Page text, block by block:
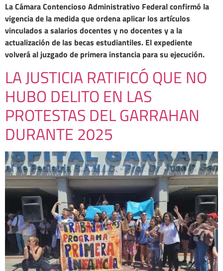
La Cámara Contencioso Administrativo Federal confirmó la
vigencia de la medida que ordena aplicar los artículos
vinculados a salarios docentes y no docentes y a la
actualización de las becas estudiantiles. El expediente
volverá al juzgado de primera instancia para su ejecución.
LA JUSTICIA RATIFICÓ QUE NO
HUBO DELITO EN LAS
PROTESTAS DEL GARRAHAN
DURANTE 2025